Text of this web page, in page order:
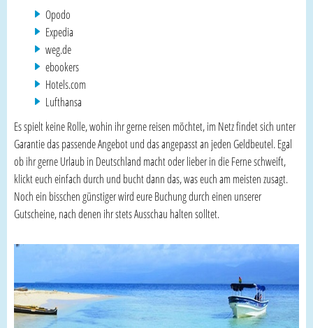
Opodo
Expedia
weg.de
ebookers
Hotels.com
Lufthansa
Es spielt keine Rolle, wohin ihr gerne reisen möchtet, im Netz findet sich unter
Garantie das passende Angebot und das angepasst an jeden Geldbeutel. Egal
ob ihr gerne Urlaub in Deutschland macht oder lieber in die Ferne schweift,
klickt euch einfach durch und bucht dann das, was euch am meisten zusagt.
Noch ein bisschen günstiger wird eure Buchung durch einen unserer
Gutscheine, nach denen ihr stets Ausschau halten solltet.